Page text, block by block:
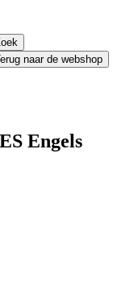
naar de webshop
Engels